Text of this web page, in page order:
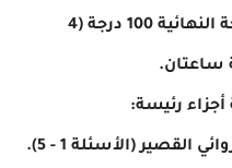
الاختيار من متعدد (MCQ)، والدرجة النهائية 100 درجة (4
ساعتان.
أجزاء رئيسة:
القصير (الأسئلة 1 - 5).